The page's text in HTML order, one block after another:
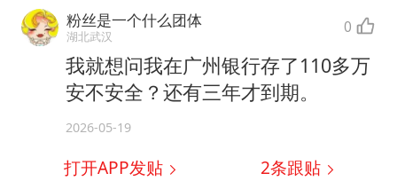
粉丝是一个什么团体
湖北武汉 0
我就想问我在广州银行存了110多万
安不安全？还有三年才到期。
2026-05-19
打开APP发贴 2条跟贴